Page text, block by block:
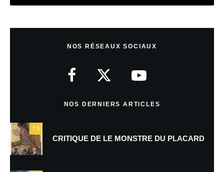
NOS RÉSEAUX SOCIAUX
NOS DERNIERS ARTICLES
7.5
CRITIQUE DE LE MONSTRE DU PLACARD